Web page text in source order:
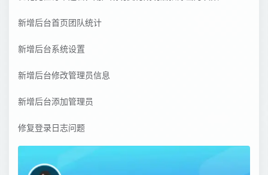
新增后台首页团队统计
新增后台系统设置
新增后台修改管理员信息
新增后台添加管理员
修复登录日志问题